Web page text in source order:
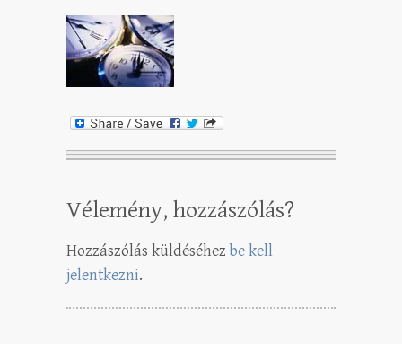
Vélemény, hozzászólás?
Hozzászólás küldéséhezbe kell
jelentkezni.